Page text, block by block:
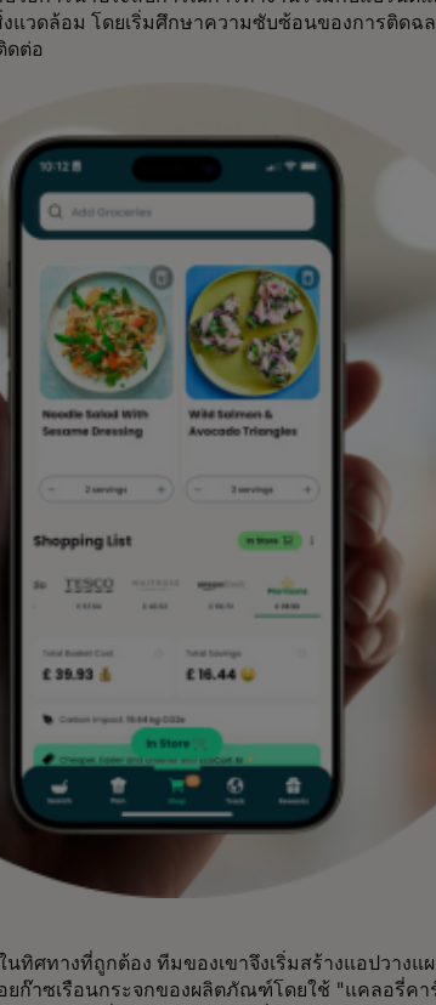
แวดล้อม โดยเริ่มศึกษาความซับซ้อนของการติดฉ
ดต่อ
ทิศทางที่ถูกต้อง ทีมของเขาจึงเริ่มสร้างแอปวางแ
ยก๊าซเรือนกระจกของผลิตภัณฑ์โดยใช้ "แคลอรี่ค